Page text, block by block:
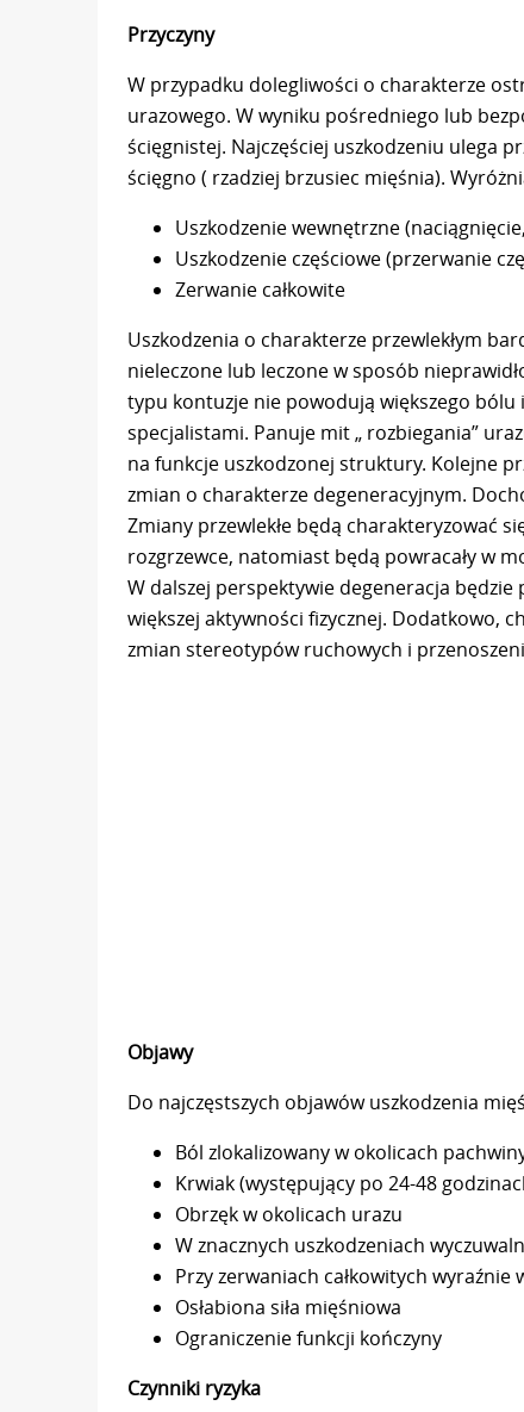
Przyczyny
W przypadku dolegliwości o charakterze
urazowego. W wyniku pośredniego lub
ścięgnistej. Najczęściej uszkodzeniu ulega
ścięgno ( rzadziej brzusiec mięśnia).
Uszkodzenie wewnętrzne
Uszkodzenie częściowe (przerwanie
Zerwanie całkowite
Uszkodzenia o charakterze przewlekłym
nieleczone lub leczone w sposób
typu kontuzje nie powodują większego
specjalistami. Panuje mit „ rozbiegania”
na funkcje uszkodzonej struktury. Kolejne
zmian o charakterze degeneracyjnym.
Zmiany przewlekłe będą charakteryzować
rozgrzewce, natomiast będą powracały w
W dalszej perspektywie degeneracja
większej aktywności fizycznej. Dodatkowo,
zmian stereotypów ruchowych i
Objawy
Do najczęstszych objawów uszkodzenia
Ból zlokalizowany w okolicach
Krwiak (występujący po 24-48
Obrzęk w okolicach urazu
W znacznych uszkodzeniach
Przy zerwaniach całkowitych
Osłabiona siła mięśniowa
Ograniczenie funkcji kończyny
Czynniki ryzyka